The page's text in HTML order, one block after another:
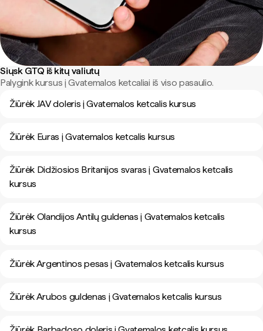
Siųsk GTQ iš kitų valiutų
Palygink kursus į Gvatemalos ketcaliai iš viso pasaulio.
Žiūrėk JAV doleris į Gvatemalos ketcalis kursus
Žiūrėk Euras į Gvatemalos ketcalis kursus
Žiūrėk Didžiosios Britanijos svaras į Gvatemalos ketcalis
kursus
Žiūrėk Olandijos Antilų guldenas į Gvatemalos ketcalis
kursus
Žiūrėk Argentinos pesas į Gvatemalos ketcalis kursus
Žiūrėk Arubos guldenas į Gvatemalos ketcalis kursus